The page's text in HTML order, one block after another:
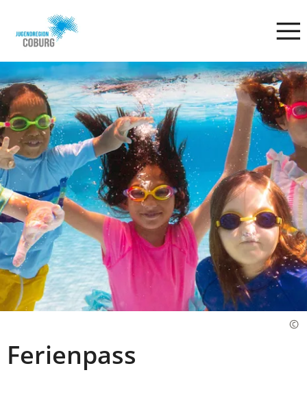
INHALT ANSPRINGEN
Stadt
Coburg
Ferienpass